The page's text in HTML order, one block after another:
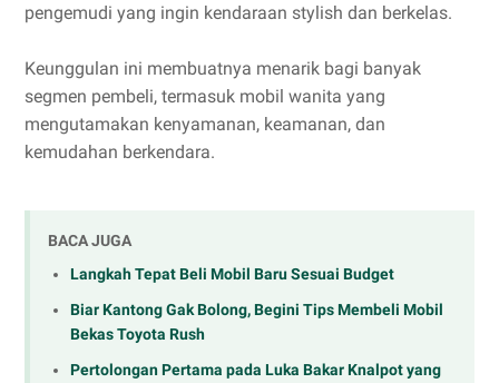
pengemudi yang ingin kendaraan stylish dan berkelas.
Keunggulan ini membuatnya menarik bagi banyak
segmen pembeli, termasuk mobil wanita yang
mengutamakan kenyamanan, keamanan, dan
kemudahan berkendara.
BACA JUGA
Langkah Tepat Beli Mobil Baru Sesuai Budget
Biar Kantong Gak Bolong, Begini Tips Membeli Mobil
Bekas Toyota Rush
Pertolongan Pertama pada Luka Bakar Knalpot yang